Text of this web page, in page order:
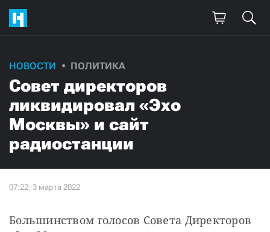
НОВОСТИ ПОЛИТИКА
Совет директоров
ликвидировал «Эхо
Москвы» и сайт
радиостанции
Большинством голосов Совета Директоров